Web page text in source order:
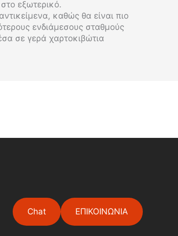
εξωτερικό.
αντικείμενα, καθώς θα είναι πιο
ενδιάμεσους σταθμούς
σε γερά χαρτοκιβώτια
Chat ΕΠΙΚΟΙΝΩΝΙΑ